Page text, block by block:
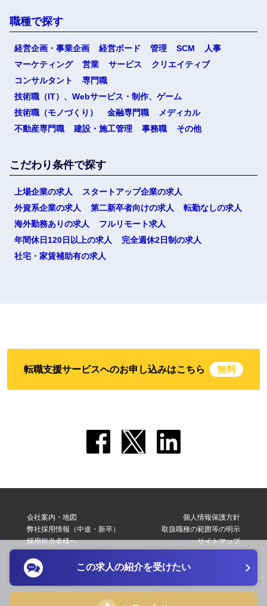
職種で探す
経営企画・事業企画 経営ボード 管理 SCM
人事
マーケティング
営業 サービス
クリエイティブ
コンサルタント
専門職
技術職（IT）、Webサービス・制作、ゲーム
技術職（モノづくり）
金融専門職
メディカル
不動産専門職
建設・施工管理 事務職 その他
こだわり条件で探す
上場企業の求人
スタートアップ企業の求人
外資系企業の求人
第二新卒者向けの求人
転勤なしの求人
海外勤務ありの求人
フルリモート求人
年間休日120日以上の求人
完全週休2日制の求人
社宅・家賃補助有の求人
転職支援サービスへのお申し込みはこちら 無料
会社案内・地図
弊社採用情報（中途・新卒）
採用担当者様へ
転職支援サービス利用規約
個人情報保護方針
取扱職種の範囲等の明示
サイトマップ
お問い合わせ
この求人の紹介を受けたい